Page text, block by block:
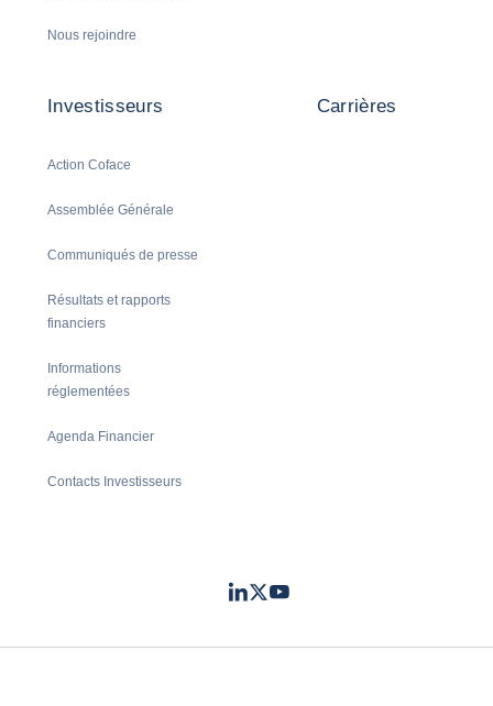
Nous rejoindre
Investisseurs
Action Coface
Assemblée Générale
Communiqués de presse
Résultats et rapports
financiers
Informations
réglementées
Agenda Financier
Contacts Investisseurs
Carrières
LinkedIn
TwitterYoutube